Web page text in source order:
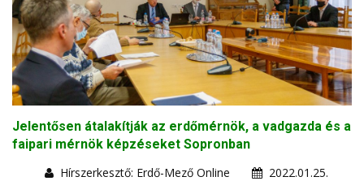
Jelentősen átalakítják az erdőmérnök, a vadgazda és a
faipari mérnök képzéseket Sopronban
Hírszerkesztő: Erdő-Mező Online
2022.01.25.